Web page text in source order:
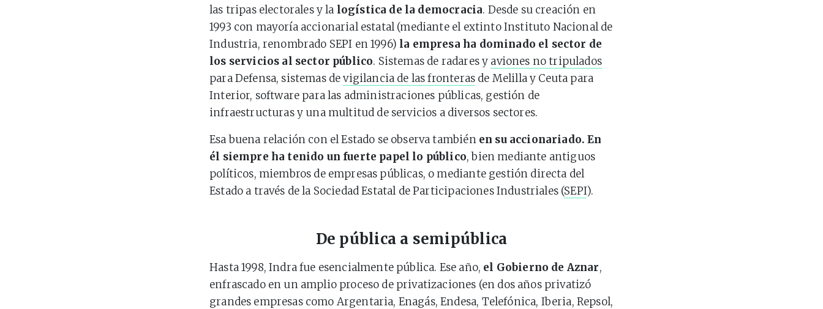
las tripas electorales y la logística de la democracia. Desde su creación en
1993 con mayoría accionarial estatal (mediante el extinto Instituto Nacional de
Industria, renombrado SEPI en 1996) la empresa ha dominado el sector de
los servicios al sector público. Sistemas de radares y aviones no tripulados
para Defensa, sistemas devigilancia de las fronteras de Melilla y Ceuta para
Interior, software para las administraciones públicas, gestión de
infraestructuras y una multitud de servicios a diversos sectores.
Esa buena relación con el Estado se observa también en su accionariado. En
él siempre ha tenido un fuerte papel lo público, bien mediante antiguos
políticos, miembros de empresas públicas, o mediante gestión directa del
Estado a través de la Sociedad Estatal de Participaciones Industriales (SEPI).
De pública a semipública
Hasta 1998, Indra fue esencialmente pública. Ese año, el Gobierno de Aznar,
enfrascado en un amplio proceso de privatizaciones (en dos años privatizó
grandes empresas como Argentaria, Enagás, Endesa, Telefónica, Iberia, Repsol,